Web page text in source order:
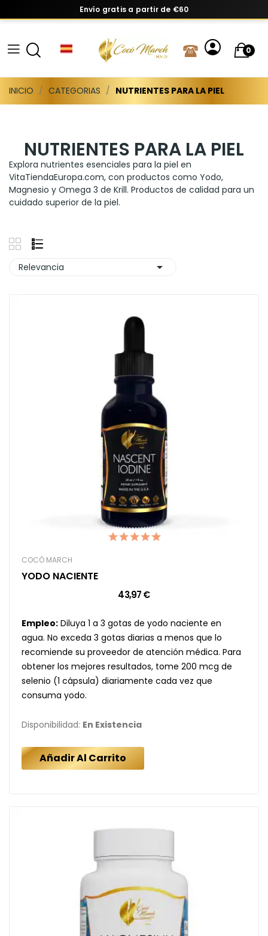
Envío gratis a partir de €60
0
INICIO CATEGORIAS NUTRIENTES PARA LA PIEL
NUTRIENTES PARA LA PIEL
Explora nutrientes esenciales para la piel en
VitaTiendaEuropa.com, con productos como Yodo,
Magnesio y Omega 3 de Krill. Productos de calidad para un
cuidado superior de la piel.
Relevancia 
COCÓ MARCH
YODO NACIENTE
43,97 €
Empleo: Diluya 1 a 3 gotas de yodo naciente en
agua. No exceda 3 gotas diarias a menos que lo
recomiende su proveedor de atención médica. Para
obtener los mejores resultados, tome 200 mcg de
selenio (1 cápsula) diariamente cada vez que
consuma yodo.
Disponibilidad: En Existencia
Añadir Al Carrito